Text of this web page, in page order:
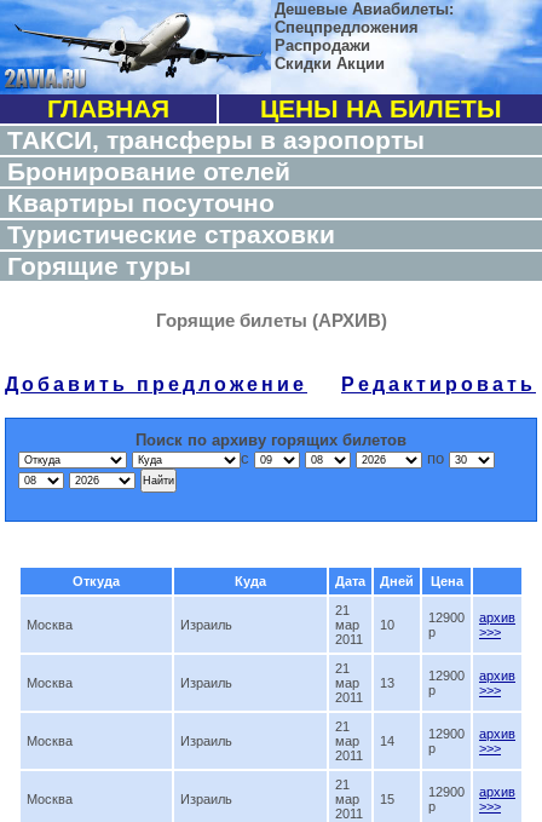
Дешевые Авиабилеты:
Спецпредложения
Распродажи
Скидки Акции
ГЛАВНАЯ
ЦЕНЫ НА БИЛЕТЫ
ТАКСИ, трансферы в аэропорты
Бронирование отелей
Квартиры посуточно
Туристические страховки
Горящие туры
Горящие билеты (АРХИВ)
Добавить предложение Редактировать
Поиск по архиву горящих билетов
с
по
Откуда Куда Дата Дней Цена
Москва Израиль
21
мар
2011
10
12900
p
архив
>>>
Москва Израиль
21
мар
2011
13
12900
p
архив
>>>
Москва Израиль
21
мар
2011
14
12900
p
архив
>>>
Москва Израиль
21
мар
2011
15
12900
p
архив
>>>